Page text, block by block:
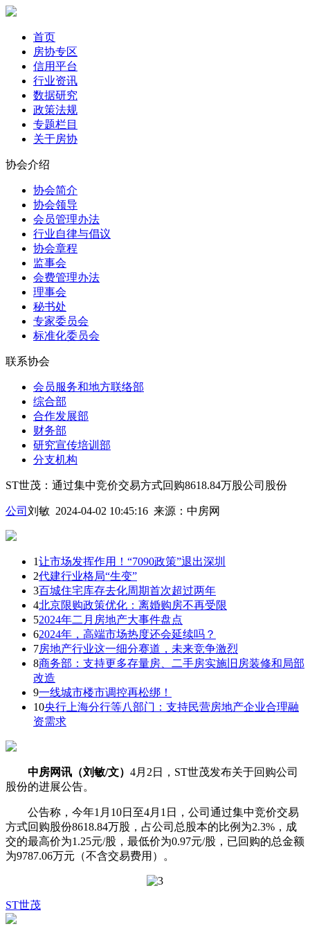
首页
房协专区
信用平台
行业资讯
数据研究
政策法规
专题栏目
关于房协
协会介绍
协会简介
协会领导
会员管理办法
行业自律与倡议
协会章程
监事会
会费管理办法
理事会
秘书处
专家委员会
标准化委员会
联系协会
会员服务和地方联络部
综合部
合作发展部
财务部
研究宣传培训部
分支机构
ST世茂：通过集中竞价交易方式回购8618.84万股公司股份
公司 刘敏 2024-04-02 10:45:16 来源： 中房网
1让市场发挥作用！“7090政策”退出深圳
2代建行业格局“生变”
3百城住宅库存去化周期首次超过两年
4北京限购政策优化：离婚购房不再受限
52024年二月房地产大事件盘点
62024年，高端市场热度还会延续吗？
7房地产行业这一细分赛道，未来竞争激烈
8商务部：支持更多存量房、二手房实施旧房装修和局部
改造
9一线城市楼市调控再松绑！
10央行上海分行等八部门：支持民营房地产企业合理融
资需求
中房网讯（刘敏/文） 4月2日，ST世茂发布关于回购公司
股份的进展公告。
公告称，今年1月10日至4月1日，公司通过集中竞价交易
方式回购股份8618.84万股，占公司总股本的比例为2.3%，成
交的最高价为1.25元/股，最低价为0.97元/股，已回购的总金额
为9787.06万元（不含交易费用）。
ST世茂